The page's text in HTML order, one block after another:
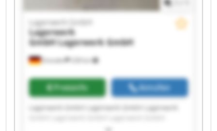
Dresden 228 km
Lagerwerk GmbH
Lagerwerk
GmbHLagerwerk GmbH
Preisinfo Anrufen
Lagerwerk GmbH Lagerwerk GmbH Lagerwerk
Lagerwerk GmbH Lagerwerk GmbH Lagerwerk